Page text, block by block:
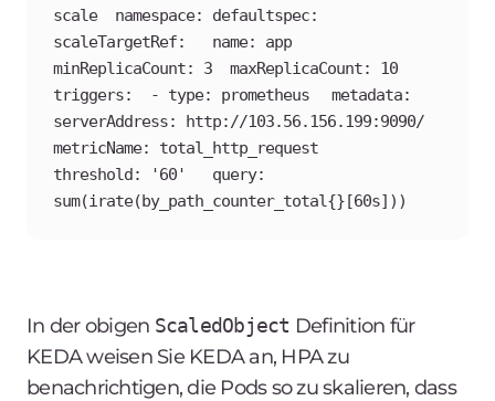
scale  namespace: defaultspec:
scaleTargetRef:	name: app
minReplicaCount: 3  maxReplicaCount: 10
triggers:  - type: prometheus	metadata:
serverAddress: http://103.56.156.199:9090/
metricName: total_http_request
threshold: '60'  	query:
sum(irate(by_path_counter_total{}[60s]))
In der obigen ScaledObject Definition für
KEDA weisen Sie KEDA an, HPA zu
benachrichtigen, die Pods so zu skalieren, dass